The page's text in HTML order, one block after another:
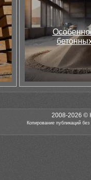
2008-2026 ©
Копирование публикаций